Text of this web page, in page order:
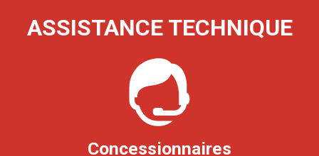
ASSISTANCE TECHNIQUE
Concessionnaires